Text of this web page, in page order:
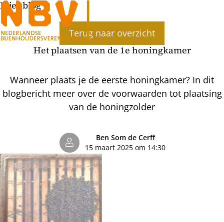
Bijenblog
Terug naar overzicht
Het plaatsen van de 1e honingkamer
Wanneer plaats je de eerste honingkamer? In dit
blogbericht meer over de voorwaarden tot plaatsing
van de honingzolder
Ben Som de Cerff
15 maart 2025 om 14:30